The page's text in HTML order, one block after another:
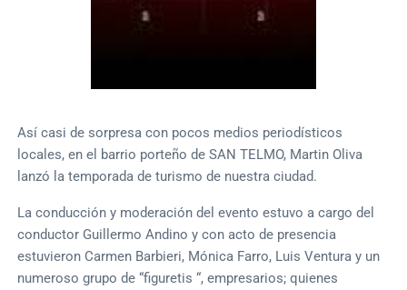
Así casi de sorpresa con pocos medios periodísticos
locales, en el barrio porteño de SAN TELMO, Martin Oliva
lanzó la temporada de turismo de nuestra ciudad.
La conducción y moderación del evento estuvo a cargo del
conductor Guillermo Andino y con acto de presencia
estuvieron Carmen Barbieri, Mónica Farro, Luis Ventura y un
numeroso grupo de “figuretis “, empresarios; quienes